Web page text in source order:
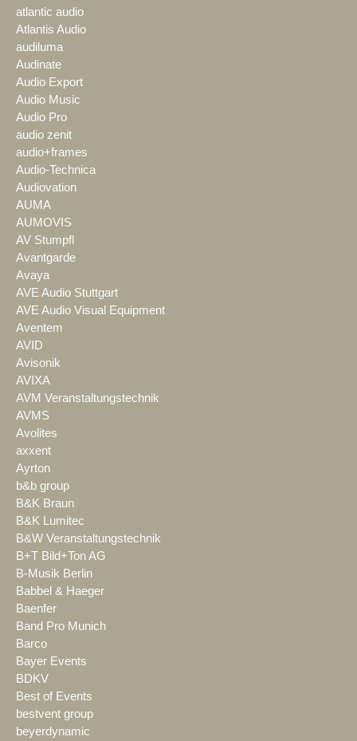
atlantic audio
Atlantis Audio
audiluma
Audinate
Audio Export
Audio Music
Audio Pro
audio zenit
audio+frames
Audio-Technica
Audiovation
AUMA
AUMOVIS
AV Stumpfl
Avantgarde
Avaya
AVE Audio Stuttgart
AVE Audio Visual Equipment
Aventem
AVID
Avisonik
AVIXA
AVM Veranstaltungstechnik
AVMS
Avolites
axxent
Ayrton
b&b group
B&K Braun
B&K Lumitec
B&W Veranstaltungstechnik
B+T Bild+Ton AG
B-Musik Berlin
Babbel & Haeger
Baenfer
Band Pro Munich
Barco
Bayer Events
BDKV
Best of Events
bestvent group
beyerdynamic